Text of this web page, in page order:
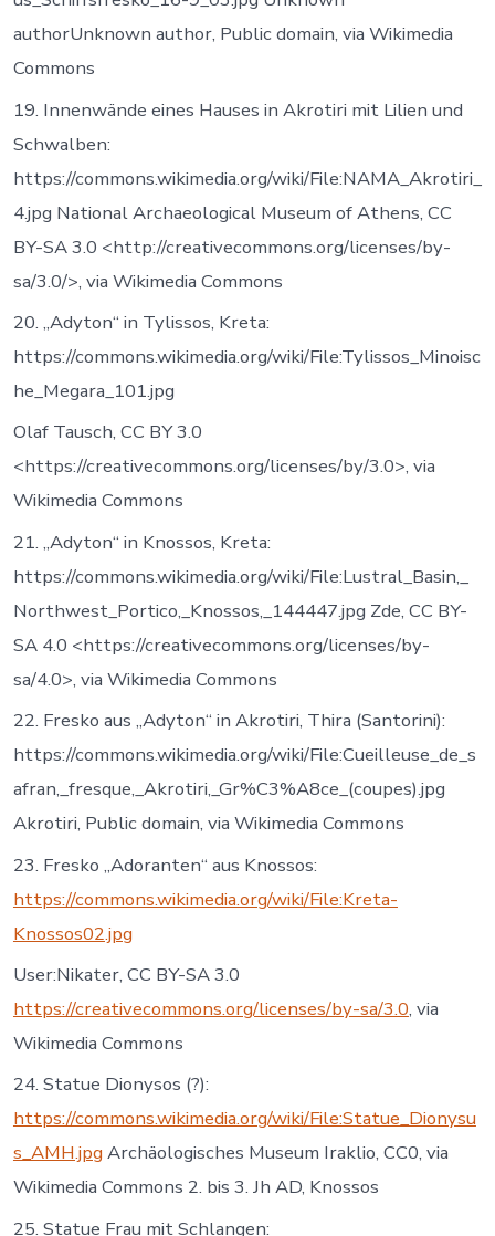
authorUnknown author, Public domain, via Wikimedia
Commons
19. Innenwände eines Hauses in Akrotiri mit Lilien und
Schwalben:
https://commons.wikimedia.org/wiki/File:NAMA_Akrotiri_
4.jpg National Archaeological Museum of Athens, CC
BY-SA 3.0 <http://creativecommons.org/licenses/by-
sa/3.0/>, via Wikimedia Commons
20. „Adyton“ in Tylissos, Kreta:
https://commons.wikimedia.org/wiki/File:Tylissos_Minoisc
he_Megara_101.jpg
Olaf Tausch, CC BY 3.0
<https://creativecommons.org/licenses/by/3.0>, via
Wikimedia Commons
21. „Adyton“ in Knossos, Kreta:
https://commons.wikimedia.org/wiki/File:Lustral_Basin,_
Northwest_Portico,_Knossos,_144447.jpg Zde, CC BY-
SA 4.0 <https://creativecommons.org/licenses/by-
sa/4.0>, via Wikimedia Commons
22. Fresko aus „Adyton“ in Akrotiri, Thira (Santorini):
https://commons.wikimedia.org/wiki/File:Cueilleuse_de_s
afran,_fresque,_Akrotiri,_Gr%C3%A8ce_(coupes).jpg
Akrotiri, Public domain, via Wikimedia Commons
23. Fresko „Adoranten“ aus Knossos:
https://commons.wikimedia.org/wiki/File:Kreta-
Knossos02.jpg
User:Nikater, CC BY-SA 3.0
https://creativecommons.org/licenses/by-sa/3.0, via
Wikimedia Commons
24. Statue Dionysos (?):
https://commons.wikimedia.org/wiki/File:Statue_Dionysu
s_AMH.jpg Archäologisches Museum Iraklio, CC0, via
Wikimedia Commons 2. bis 3. Jh AD, Knossos
25. Statue Frau mit Schlangen: